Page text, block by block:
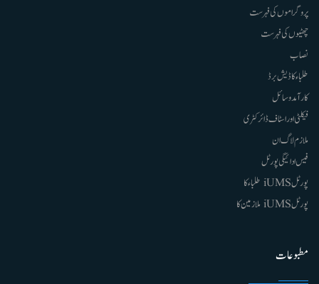
پروگراموں کی فہرست
چھٹیوں کی فہرست
نصاب
طلباء کا ڈیش برڈ
کارآمد وسائل
فیکلٹی اور اسٹاف ڈائرکٹری
ملازم لاگ ان
فیس ادائیگی پورٹل
پورٹل iUMS طلباء کا
پورٹل iUMS ملازمین کا
مطبوعات